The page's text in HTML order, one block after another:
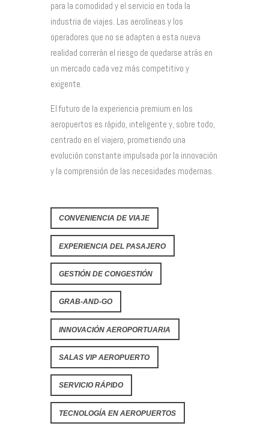
para la comodidad y el servicio en toda la
industria de viajes. Las aerolíneas y los
operadores que no se adapten a esta nueva
realidad correrán el riesgo de quedarse atrás en
un mercado cada vez más competitivo y
exigente.
El futuro de la experiencia premium en los
aeropuertos es rápido, inteligente y, sobre todo,
centrado en el viajero, prometiendo una
evolución constante impulsada por la innovación
y la comprensión de las necesidades modernas.
CONVENIENCIA DE VIAJE
EXPERIENCIA DEL PASAJERO
GESTIÓN DE CONGESTIÓN
GRAB-AND-GO
INNOVACIÓN AEROPORTUARIA
SALAS VIP AEROPUERTO
SERVICIO RÁPIDO
TECNOLOGÍA EN AEROPUERTOS